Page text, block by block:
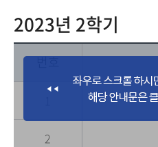
2023년 2학기
번호
2